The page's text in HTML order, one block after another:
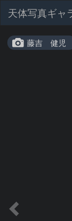
天体写真ギャ
藤吉 健児